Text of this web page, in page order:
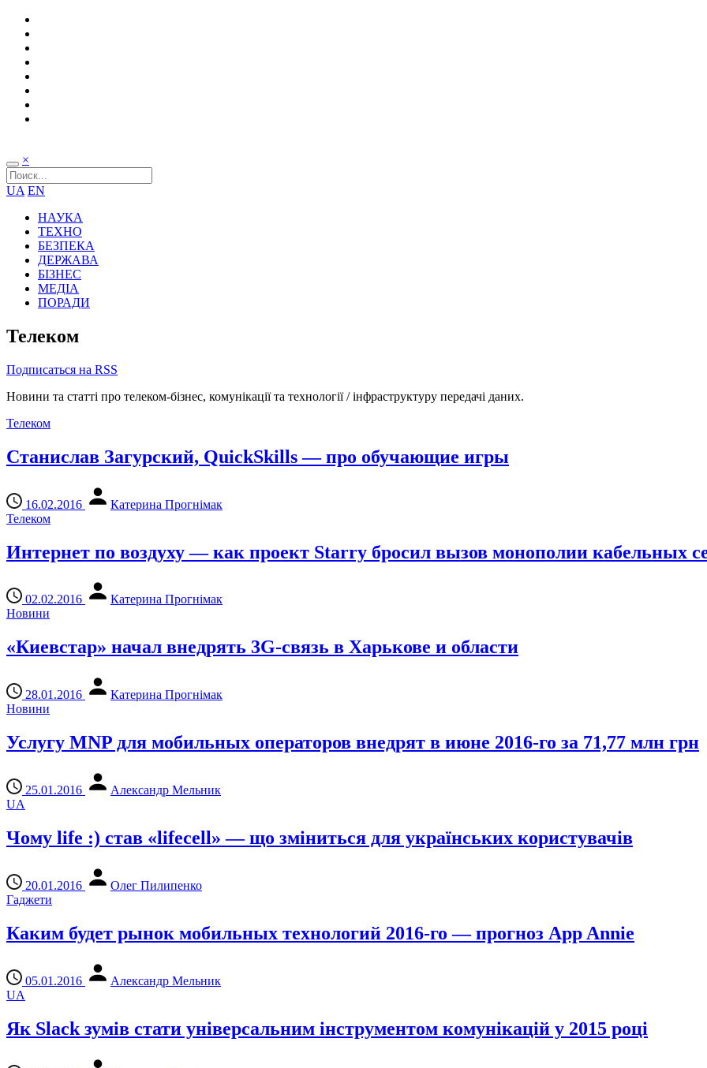
×
UA EN
НАУКА
ТЕХНО
БЕЗПЕКА
ДЕРЖАВА
БІЗНЕС
МЕДІА
ПОРАДИ
Телеком
Подписаться на RSS
Новини та статті про телеком-бізнес, комунікації та технології / інфраструктуру передачі даних.
Телеком
Станислав Загурский, QuickSkills — про обучающие игры
16.02.2016
Катерина Прогнімак
Телеком
Интернет по воздуху — как проект Starry бросил вызов монополии кабельных
02.02.2016
Катерина Прогнімак
Новини
«Киевстар» начал внедрять 3G-связь в Харькове и области
28.01.2016
Катерина Прогнімак
Новини
Услугу MNP для мобильных операторов внедрят в июне 2016-го за 71,77 млн грн
25.01.2016
Александр Мельник
UA
Чому life :) став «lifecell» — що зміниться для українських користувачів
20.01.2016
Олег Пилипенко
Гаджети
Каким будет рынок мобильных технологий 2016-го — прогноз App Annie
05.01.2016
Александр Мельник
UA
Як Slack зумів стати універсальним інструментом комунікацій у 2015 році